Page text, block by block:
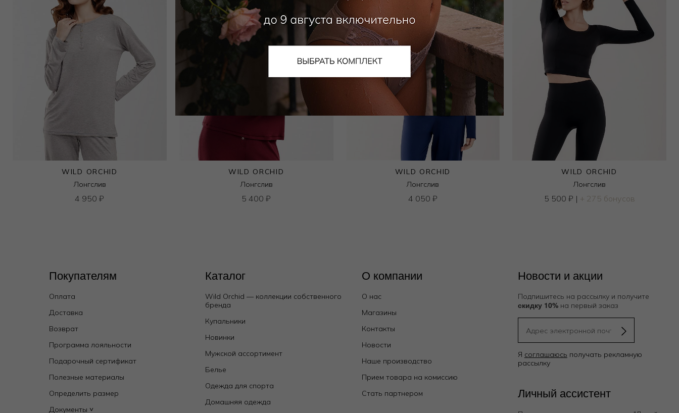
WILD ORCHID
Лонгслив
4 950₽
WILD ORCHID
Лонгслив
5 400₽
WILD ORCHID
Лонгслив
4 050 ₽
WILD ORCHID
Лонгслив
5 500 ₽ | + 275 бонусов
Покупателям
Оплата
Доставка
Возврат
Программа лояльности
Подарочный сертификат
Полезные материалы
Определить размер
Документы ˅
Каталог
Wild Orchid — коллекции собственного
бренда
Купальники
Новинки
Мужской ассортимент
Белье
Одежда для спорта
Домашняя одежда
О компании
О нас
Магазины
Контакты
Новости
Наше производство
Прием товара на комиссию
Стать партнером
Новости и акции
Подпишитесь на рассылку и получите
скидку 10%на первый заказ
Я соглашаюсь получать рекламную
рассылку
Личный ассистент